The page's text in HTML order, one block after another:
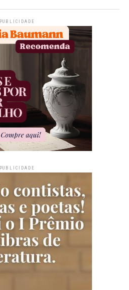
PUBLICIDADE
PUBLICIDADE